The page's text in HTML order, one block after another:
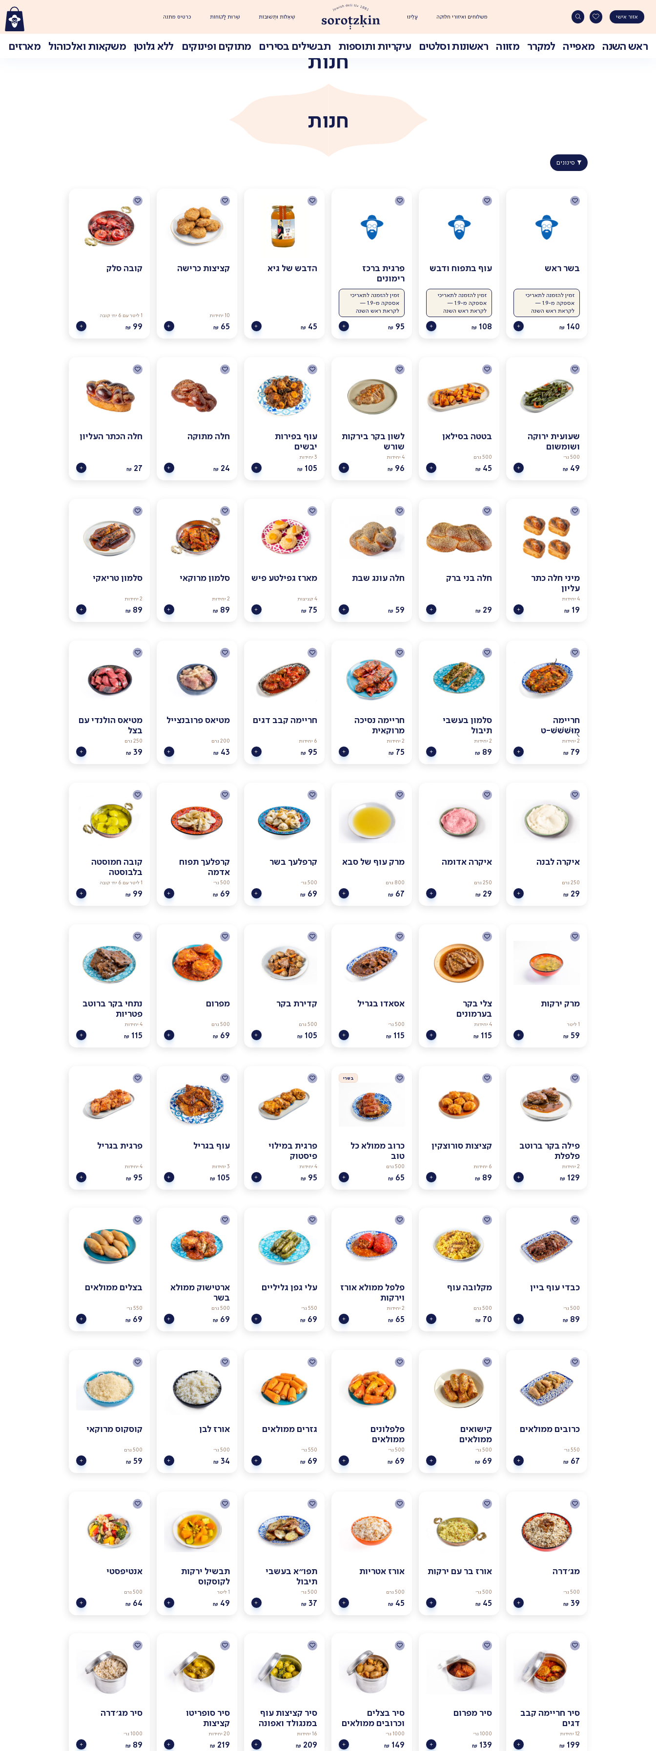
אזור אישי משלוחים ואיזורי חלוקה עָלֵינוּ שְׁאֵלוֹת וּתְשׁוּבוֹת שֵׁרוּת לָקוֹחוֹת כרטיס מתנה
ראש השנה מאפייה למקרר מזווה ראשונות וסלטים עיקריות ותוספות תבשילים בסירים מתוקים ופינוקים ללא גלוטן משקאות ואלכוהול מארזים
חנות
חנות
סינונים
בשר ראש
זמין להזמנה לתאריכי
אספקה מ-1.9 —
לקראת ראש השנה
₪ 140
עוף בתפוח ודבש
זמין להזמנה לתאריכי
אספקה מ-1.9 —
לקראת ראש השנה
₪ 108
פרגית ברכז
רימונים
זמין להזמנה לתאריכי
אספקה מ-1.9 —
לקראת ראש השנה
₪ 95
הדבש של גיא
₪ 45
קציצות כרישה
10 יחידות
₪ 65
קובה סלק
1 ליטר עם 6 יח׳ קובה
₪ 99
שעועית ירוקה
ושומשום
500 גר׳
₪ 49
בטטה בסילאן
500 גרם
₪ 45
לשון בקר בירקות
שורש
4 יחידות
₪ 96
עוף בפירות
יבשים
3 יחידות
₪ 105
חלה מתוקה
₪ 24
חלה הכתר העליון
₪ 27
מיני חלה כתר
עליון
4 יחידות
₪ 19
חלה בני ברק
₪ 29
חלה עונג שבת
₪ 59
מארז גפילטע פיש
4 קציצות
₪ 75
סלמון מרוקאי
2 יחידות
₪ 89
סלמון טריאקי
2 יחידות
₪ 89
חריימה
מֻוּשׁשׁשׁ-ט
2 יחידות
₪ 79
סלמון בעשבי
תיבול
2 יחידות
₪ 89
חריימה נסיכה
מרוקאית
2 יחידות
₪ 75
חריימה קבב דגים
6 יחידות
₪ 95
מטיאס פרובנצייל
200 גרם
₪ 43
מטיאס הולנדי עם
בצל
250 גרם
₪ 39
איקרה לבנה
250 גרם
₪ 29
איקרה אדומה
250 גרם
₪ 29
מרק עוף של סבא
800 גרם
₪ 67
קרפלעך בשר
500 גר׳
₪ 69
קרפלעך תפוח
אדמה
500 גר׳
₪ 69
קובה חמוסטה
בלבוסטה
1 ליטר עם 6 יח׳ קובה
₪ 99
מרק ירקות
1 ליטר
₪ 59
צלי בקר
בערמונים
4 יחידות
₪ 115
אסאדו בגריל
500 גר׳
₪ 115
קדירת בקר
500 גרם
₪ 105
מפרום
500 גרם
₪ 69
נתחי בקר ברוטב
פטריות
4 יחידות
₪ 115
פילה בקר ברוטב
פלפלת
2 יחידות
₪ 129
קציצות סורוצקין
6 יחידות
₪ 89
בשרי
כרוב ממולא כל
טוב
500 גרם
₪ 65
פרגית במילוי
פיסטוק
4 יחידות
₪ 95
עוף בגריל
3 יחידות
₪ 105
פרגית בגריל
4 יחידות
₪ 95
כבדי עוף ביין
500 גר׳
₪ 89
מקלובה עוף
500 גרם
₪ 70
פלפל ממולא אורז
וירקות
2 יחידות
₪ 65
עלי גפן גליליים
550 גר׳
₪ 69
ארטישוק ממולא
בשר
500 גרם
₪ 69
בצלים ממולאים
550 גר׳
₪ 69
כרובים ממולאים
550 גר׳
₪ 67
קישואים
ממולאים
500 גר׳
₪ 69
פלפלונים
ממולאים
500 גר׳
₪ 69
גזרים ממולאים
550 גר׳
₪ 69
אורז לבן
500 גר׳
₪ 34
קוסקוס מרוקאי
500 גרם
₪ 59
מג׳דרה
500 גר׳
₪ 39
אורז בר עם ירקות
500 גר׳
₪ 45
אורז אטריות
500 גרם
₪ 45
תפו״א בעשבי
תיבול
500 גר׳
₪ 37
תבשיל ירקות
לקוסקוס
1 ליטר
₪ 49
אנטיפסטי
500 גרם
₪ 64
סיר חריימה קבב
דגים
12 יחידות
₪ 199
סיר מפרום
1000 גר׳
₪ 139
סיר בצלים
וכרובים ממולאים
1000 גר׳
₪ 149
סיר קציצות עוף
במנגולד ואפונה
16 יחידות
₪ 209
סיר סופריטו
קציצות
20 יחידות
₪ 219
סיר מג׳דרה
1000 גר׳
₪ 89